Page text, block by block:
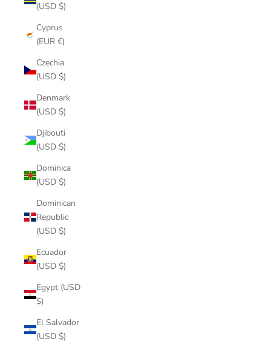
(USD $)
Cyprus
(EUR €)
Czechia
(USD $)
Denmark
(USD $)
Djibouti
(USD $)
Dominica
(USD $)
Dominican
Republic
(USD $)
Ecuador
(USD $)
Egypt (USD
$)
El Salvador
(USD $)